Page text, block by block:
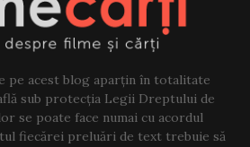
pe acest blog aparțin în totalitate
sub protecția Legii Dreptului de
se poate face numai cu acordul
fiecărei preluări de text trebuie să